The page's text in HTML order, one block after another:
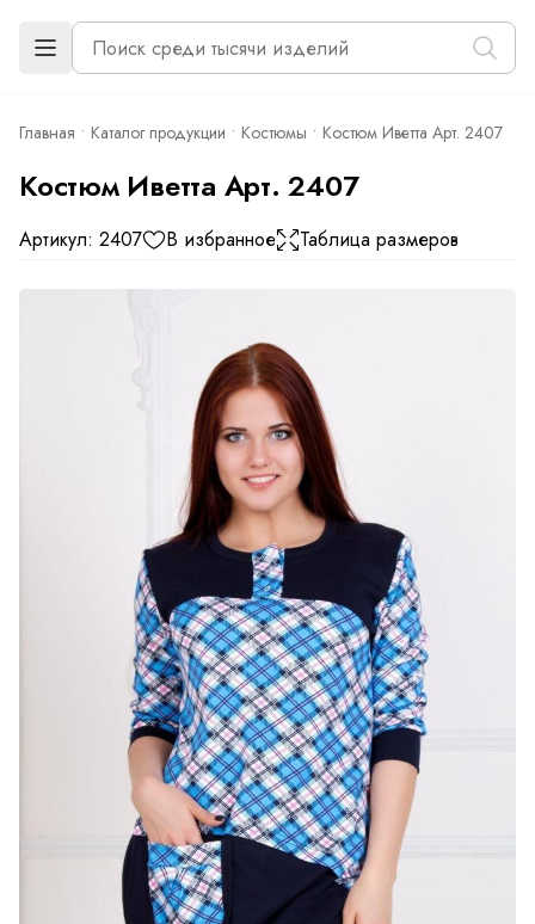
Главная Каталог продукции Костюмы Костюм Иветта Арт. 2407
Костюм Иветта Арт. 2407
Артикул: 2407 В избранное Таблица размеров